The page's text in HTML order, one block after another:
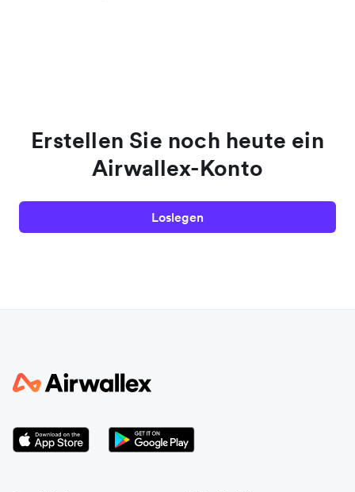
Erstellen Sie noch heute ein
Airwallex-Konto
Loslegen